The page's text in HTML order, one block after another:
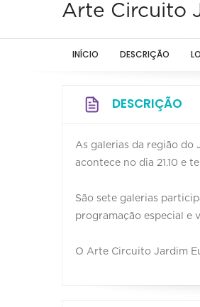
Arte Circuito
INÍCIO DESCRIÇÃO
DESCRIÇÃO
As galerias da região do
acontece no dia 21.10 e
São sete galerias
programação especial e
O Arte Circuito Jardim